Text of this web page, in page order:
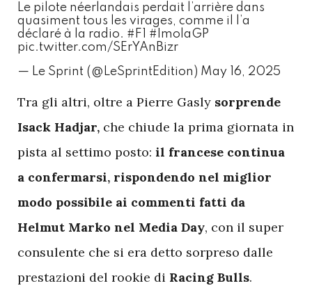
Le pilote néerlandais perdait l’arrière dans
quasiment tous les virages, comme il l’a
déclaré à la radio. #F1
#ImolaGP
pic.twitter.com/SErYAnBizr
— Le Sprint (@LeSprintEdition) May 16, 2025
Tra gli altri, oltre a Pierre Gasly sorprende
Isack Hadjar, che chiude la prima giornata in
pista al settimo posto: il francese continua
a confermarsi, rispondendo nel miglior
modo possibile ai commenti fatti da
Helmut Marko nel Media Day, con il super
consulente che si era detto sorpreso dalle
prestazioni del rookie di Racing Bulls.